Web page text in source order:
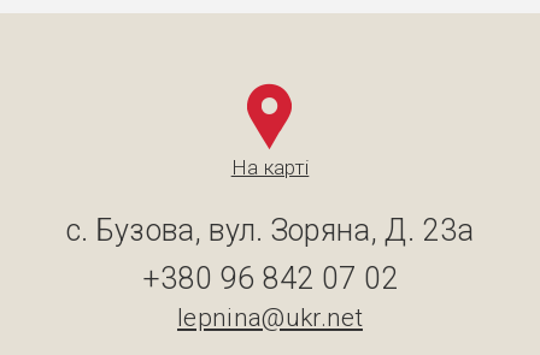
На карті
с. Бузова, вул. Зоряна, Д. 23а
+380 96 842 07 02
lepnina@ukr.net